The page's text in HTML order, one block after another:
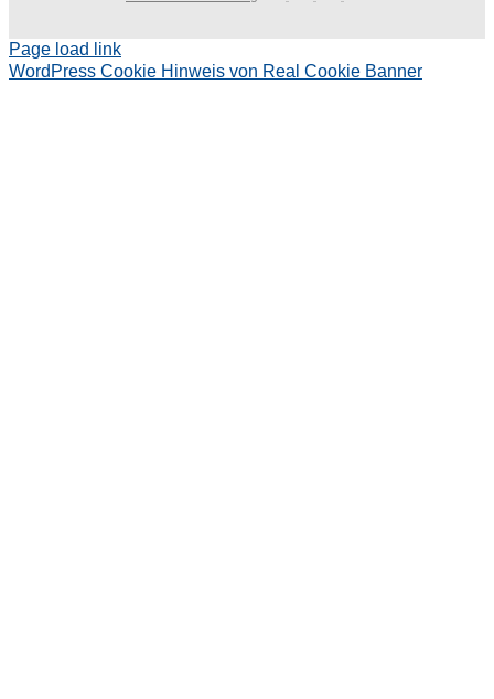
Page load link
WordPress Cookie Hinweis von Real Cookie Banner